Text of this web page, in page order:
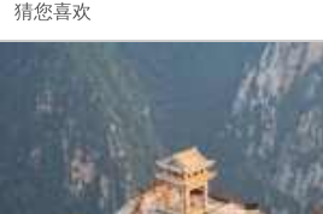
猜您喜欢